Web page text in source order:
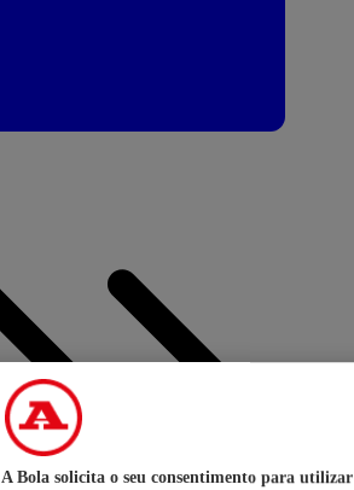
A Bola solicita o seu consentimento para utilizar